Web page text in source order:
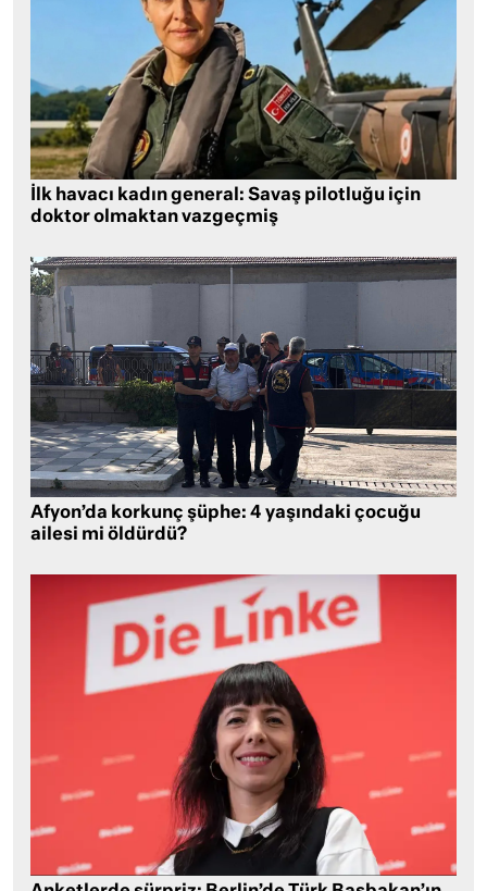
İlk havacı kadın general: Savaş pilotluğu için
doktor olmaktan vazgeçmiş
Afyon’da korkunç şüphe: 4 yaşındaki çocuğu
ailesi mi öldürdü?